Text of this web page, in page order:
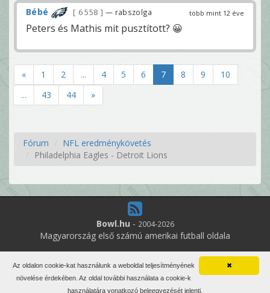
több mint 12 éve
Bébé 6 558 — rabszolga
Peters és Mathis mit pusztított? 😀
« 1 2 ... 4 5 6 7 8 9
10
...
43 44 »
Fórum
NFL eredménykövetés
Philadelphia Eagles - Detroit Lions
Bowl.hu - 2004-2026
Magyarország első számú amerikai futball oldala
11
online felhasználó
Minden jog fenntartva. Írott anyagok újraközlése csak a szerző
engedélyével.
✖
Az oldalon cookie-kat használunk a weboldal teljesítményének
növelése érdekében. Az oldal további használata a cookie-k
használatára vonatkozó beleegyezését jelenti.